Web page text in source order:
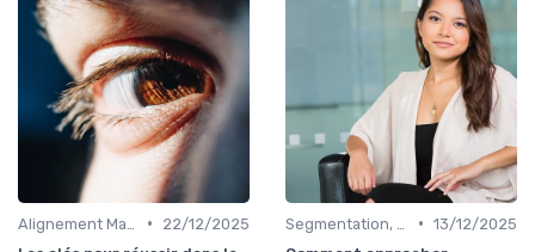
•
22/12/2025
• 13/12/2025